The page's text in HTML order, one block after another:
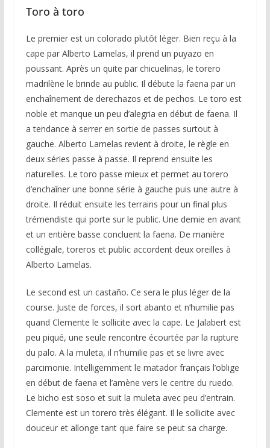
Toro à toro
Le premier est un colorado plutôt léger. Bien reçu à la
cape par Alberto Lamelas, il prend un puyazo en
poussant. Après un quite par chicuelinas, le torero
madrilène le brinde au public. Il débute la faena par un
enchaînement de derechazos et de pechos. Le toro est
noble et manque un peu d’alegria en début de faena. Il
a tendance à serrer en sortie de passes surtout à
gauche. Alberto Lamelas revient à droite, le règle en
deux séries passe à passe. Il reprend ensuite les
naturelles. Le toro passe mieux et permet au torero
d’enchaîner une bonne série à gauche puis une autre à
droite. Il réduit ensuite les terrains pour un final plus
trémendiste qui porte sur le public. Une demie en avant
et un entière basse concluent la faena. De manière
collégiale, toreros et public accordent deux oreilles à
Alberto Lamelas.
Le second est un castaño. Ce sera le plus léger de la
course. Juste de forces, il sort abanto et n’humilie pas
quand Clemente le sollicite avec la cape. Le Jalabert est
peu piqué, une seule rencontre écourtée par la rupture
du palo. A la muleta, il n’humilie pas et se livre avec
parcimonie. Intelligemment le matador français l’oblige
en début de faena et l’amène vers le centre du ruedo.
Le bicho est soso et suit la muleta avec peu d’entrain.
Clemente est un torero très élégant. Il le sollicite avec
douceur et allonge tant que faire se peut sa charge.